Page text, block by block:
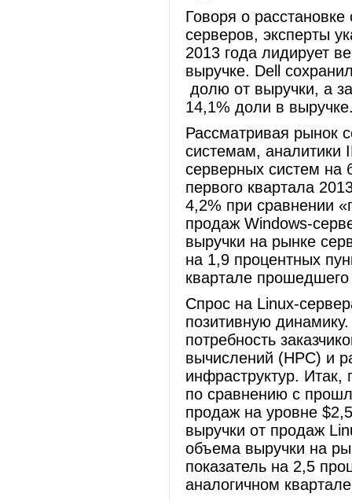
Говоря о
серверов, эксперты
2013 года лидирует
выручке. Dell
долю от выручки, а
14,1% доли в
Рассматривая рынок
системам, аналитики
серверных систем на
первого квартала
4,2% при сравнении
продаж Windows-
выручки на рынке
на 1,9 процентных
квартале прошедшего
Спрос на Linux-
позитивную
потребность
вычислений (HPC) и
инфраструктур. Итак,
по сравнению с
продаж на уровне
выручки от продаж
объема выручки на
показатель на 2,5
аналогичном